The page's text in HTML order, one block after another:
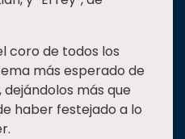
coro de todos los
más esperado de
dejándolos más que
haber festejado a lo